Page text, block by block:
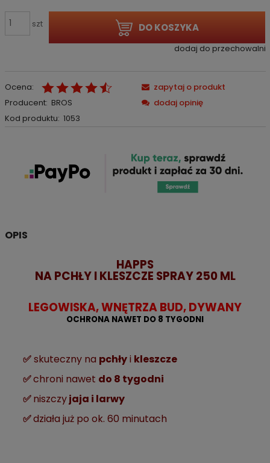
szt DO KOSZYKA
dodaj do przechowalni
Ocena:
Producent: BROS
Kod produktu: 1053
zapytaj o produkt
dodaj opinię
OPIS
HAPPS
NA PCHŁY I KLESZCZE SPRAY 250 ML
LEGOWISKA, WNĘTRZA BUD, DYWANY
OCHRONA NAWET DO 8 TYGODNI
✅skuteczny na pchłyi kleszcze
✅chroni nawet do 8 tygodni
✅niszczyjaja i larwy
✅działa już po ok. 60 minutach